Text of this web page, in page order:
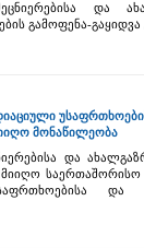
და
გამოფენა-გაყიდვა
მონაწილეობა
და
საერთაშორისო
და